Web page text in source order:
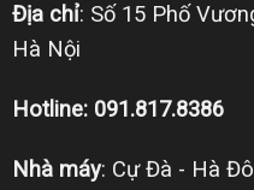
Địa chỉ: Số 15 Phố
Hà Nội
Hotline: 091.817.8386
Nhà máy: Cự Đà - Hà